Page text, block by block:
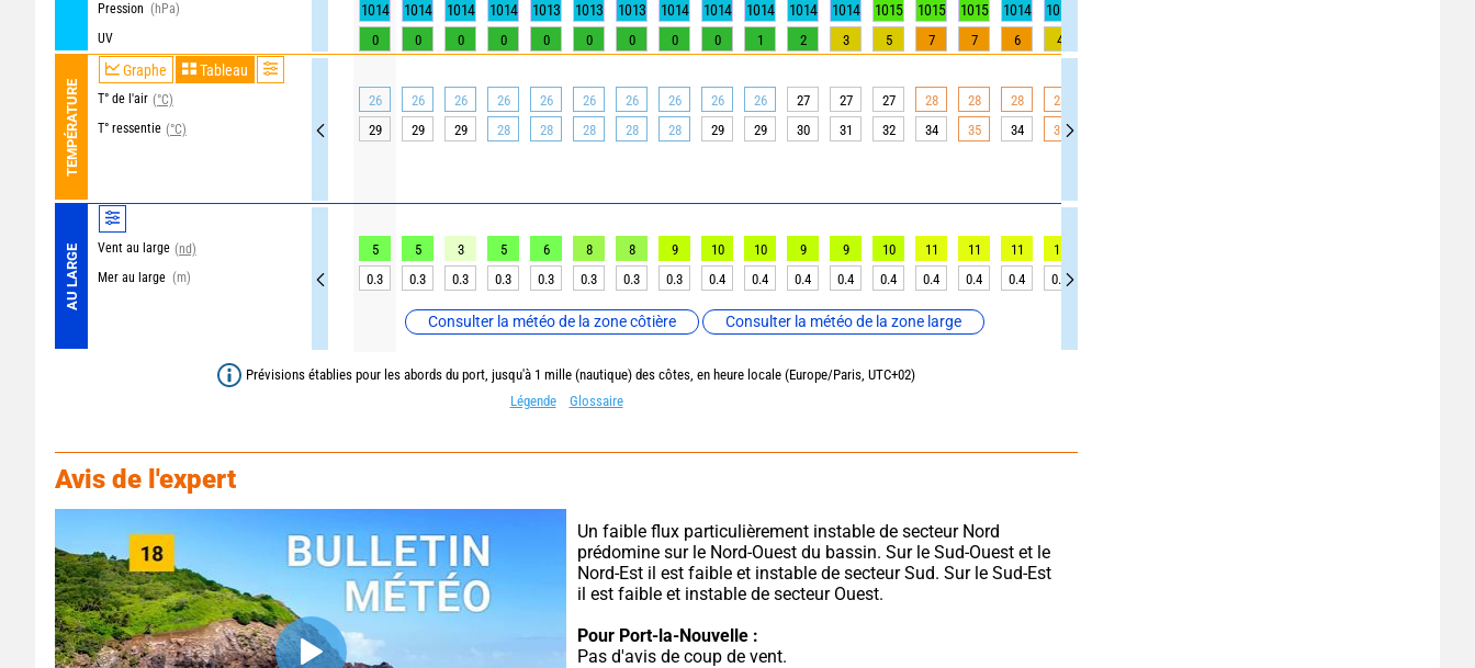
Pression (hPa)
UV
TEMPÉRATURE
Graphe Tableau
T° de l'air (°C)
T° ressentie (°C)
AU LARGE Vent au large (nd)
Mer au large (m)
Consulter la météo de la zone côtière Consulter la météo de la zone large
1014 1014 1014 1014 1013 1013 1013 1014 1014 1014 1014 1014 1015 1015 1015 1014 1013
0 0 0 0 0 0 0 0 0 1 2 3 5 7 7 6 4
26 26 26 26 26 26 26 26 26 26 27 27 27 28 28 28 28
29
29 29 28 28 28 28 28 29 29 30 31 32 34 35 34 35
5 5 3 5 6 8 8 9 10 10 9 9 10 11 11 11 11
0.3
0.3 0.3 0.3 0.3 0.3 0.3 0.3 0.4 0.4 0.4 0.4 0.4 0.4 0.4 0.4 0.4
Prévisions établies pour les abords du port, jusqu'à 1 mille (nautique) des côtes, en heure locale (Europe/Paris, UTC+02)
Légende
Glossaire
Avis de l'expert
Un faible flux particulièrement instable de secteur Nord
prédomine sur le Nord-Ouest du bassin. Sur le Sud-Ouest et le
Nord-Est il est faible et instable de secteur Sud. Sur le Sud-Est
il est faible et instable de secteur Ouest.
Pour Port-la-Nouvelle :
Pas d'avis de coup de vent.